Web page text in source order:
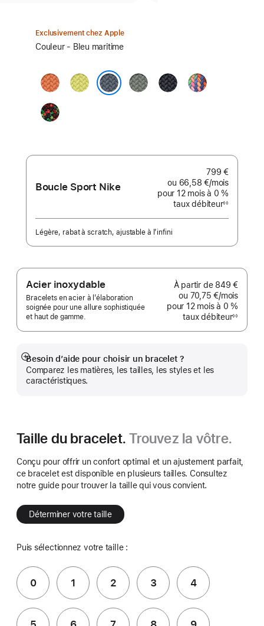
Exclusivement chez Apple
Sélectionnez
Couleur - Bleu maritime
CurcumaJaune
fluo
Gris
vert
Minuit
Pride
Edition
Black
Unity
Connection
Boucle Sport Nike
799 €
ou 66,58 €/mois
pour 12 mois à 0 %
taux débiteur
page
◊◊
Légère, rabat à scratch, ajustable à l’infini
Acier inoxydable
Bracelets en acier à l’élaboration
soignée pour une allure sophistiquée
et haut de gamme.
À partir de 849 €
ou 70,75 €/mois
pour 12 mois à 0 %
taux débiteur◊◊
Besoin d’aide pour choisir un bracelet ?
Comparez les matières, les tailles, les styles et les
caractéristiques.
Afficher
plus
Taille du bracelet.Trouvez la vôtre.
Conçu pour offrir un confort optimal et un ajustement parfait,
ce bracelet est disponible en plusieurs tailles. Consultez
notre guide pour trouver la taille qui vous convient.
Déterminer votre taille
Puis sélectionnez votre taille :
0 1 2 3 4